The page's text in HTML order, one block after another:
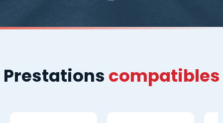
Prestations compatibles